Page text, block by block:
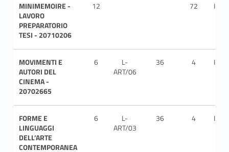
MINIMEMOIRE -
LAVORO
PREPARATORIO
TESI - 20710206
12 72 ITA
MOVIMENTI E
AUTORI DEL
CINEMA -
20702665
6
L-
ART/06
36 4 ITA
FORME E
LINGUAGGI
DELL’ARTE
CONTEMPORANEA
6
L-
ART/03
36 4 ITA